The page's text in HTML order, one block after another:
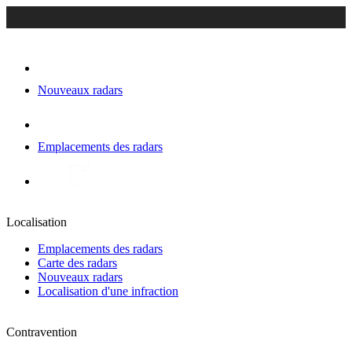
Nouveaux radars
Emplacements des radars
Localisation
Emplacements des radars
Carte des radars
Nouveaux radars
Localisation d'une infraction
Contravention